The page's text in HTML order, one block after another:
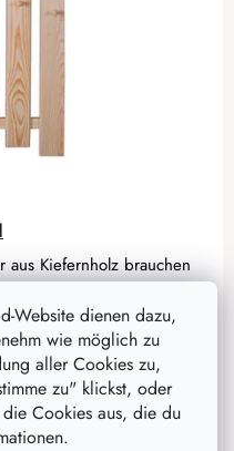
Website dienen dazu,
wie möglich zu
aller Cookies zu,
zu" klickst, oder
Cookies aus, die du
Kiefernholz brauchen
Kleidung
Arbeit nach Hause